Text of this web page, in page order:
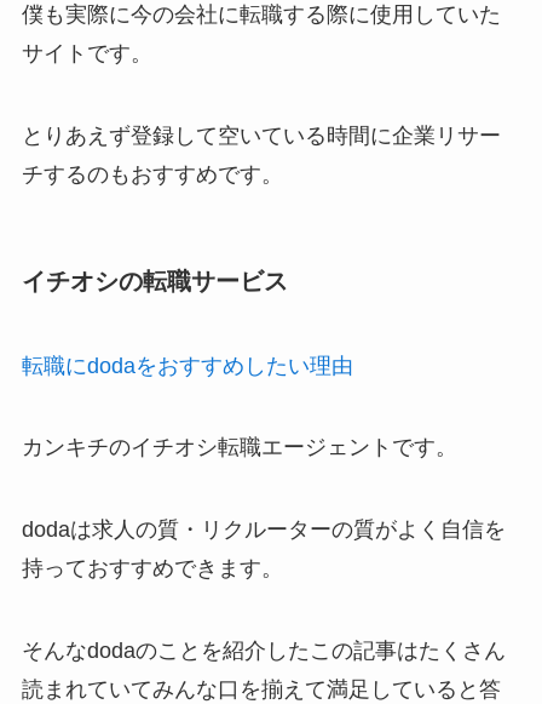
僕も実際に今の会社に転職する際に使用していた
サイトです。
とりあえず登録して空いている時間に企業リサー
チするのもおすすめです。
イチオシの転職サービス
転職にdodaをおすすめしたい理由
カンキチのイチオシ転職エージェントです。
dodaは求人の質・リクルーターの質がよく自信を
持っておすすめできます。
そんなdodaのことを紹介したこの記事はたくさん
読まれていてみんな口を揃えて満足していると答